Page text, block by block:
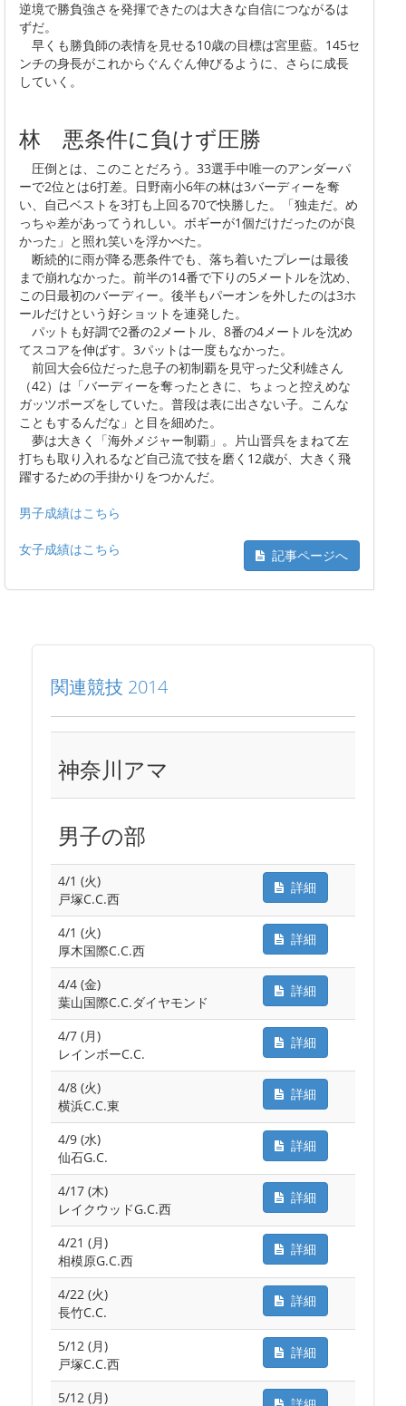
逆境で勝負強さを発揮できたのは大きな自信につながるは
ずだ。
早くも勝負師の表情を見せる10歳の目標は宮里藍。145セ
ンチの身長がこれからぐんぐん伸びるように、さらに成長
していく。
林 悪条件に負けず圧勝
圧倒とは、このことだろう。33選手中唯一のアンダーパ
ーで2位とは6打差。日野南小6年の林は3バーディーを奪
い、自己ベストを3打も上回る70で快勝した。「独走だ。め
っちゃ差があってうれしい。ボギーが1個だけだったのが良
かった」と照れ笑いを浮かべた。
断続的に雨が降る悪条件でも、落ち着いたプレーは最後
まで崩れなかった。前半の14番で下りの5メートルを沈め、
この日最初のバーディー。後半もパーオンを外したのは3ホ
ールだけという好ショットを連発した。
パットも好調で2番の2メートル、8番の4メートルを沈め
てスコアを伸ばす。3パットは一度もなかった。
前回大会6位だった息子の初制覇を見守った父利雄さん
（42）は「バーディーを奪ったときに、ちょっと控えめな
ガッツポーズをしていた。普段は表に出さない子。こんな
こともするんだな」と目を細めた。
夢は大きく「海外メジャー制覇」。片山晋呉をまねて左
打ちも取り入れるなど自己流で技を磨く12歳が、大きく飛
躍するための手掛かりをつかんだ。
男子成績はこちら
女子成績はこちら 記事ページへ
関連競技 2014
神奈川アマ
男子の部
4/1 (火)
戸塚C.C.西
詳細
4/1 (火)
厚木国際C.C.西
詳細
4/4 (金)
葉山国際C.C.ダイヤモンド
詳細
4/7 (月)
レインボーC.C.
詳細
4/8 (火)
横浜C.C.東
詳細
4/9 (水)
仙石G.C.
詳細
4/17 (木)
レイクウッドG.C.西
詳細
4/21 (月)
相模原G.C.西
詳細
4/22 (火)
長竹C.C.
詳細
5/12 (月)
戸塚C.C.西
詳細
5/12 (月)